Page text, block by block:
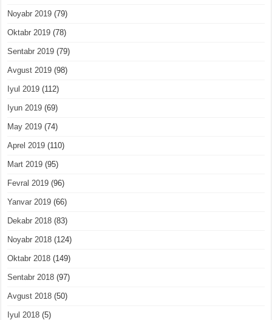
Noyabr 2019 (79)
Oktabr 2019 (78)
Sentabr 2019 (79)
Avgust 2019 (98)
Iyul 2019 (112)
Iyun 2019 (69)
May 2019 (74)
Aprel 2019 (110)
Mart 2019 (95)
Fevral 2019 (96)
Yanvar 2019 (66)
Dekabr 2018 (83)
Noyabr 2018 (124)
Oktabr 2018 (149)
Sentabr 2018 (97)
Avgust 2018 (50)
Iyul 2018 (5)